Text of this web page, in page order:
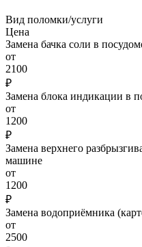
Вид поломки/услуги
Цена
Замена бачка соли в
от
2100
₽
Замена блока индикации в
от
1200
₽
Замена верхнего
машине
от
1200
₽
Замена водоприёмника
от
2500